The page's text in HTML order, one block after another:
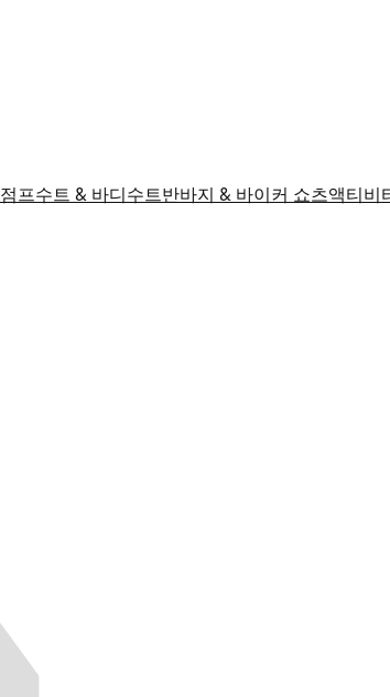
점프수트 & 바디수트반바지 & 바이커 쇼츠액티비